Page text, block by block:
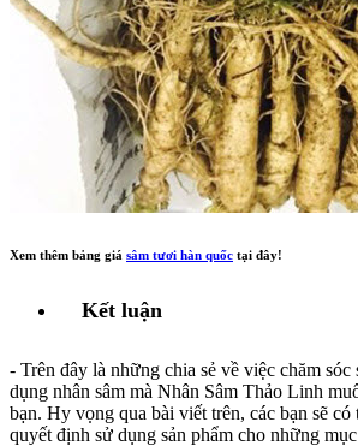
Xem thêm bảng giá sâm tươi hàn quốc tại đây!
Kết luận
- Trên đây là những chia sẻ về việc chăm sóc
dụng nhân sâm mà Nhân Sâm Thảo Linh
bạn. Hy vọng qua bài viết trên, các bạn sẽ
quyết định sử dụng sản phẩm cho những